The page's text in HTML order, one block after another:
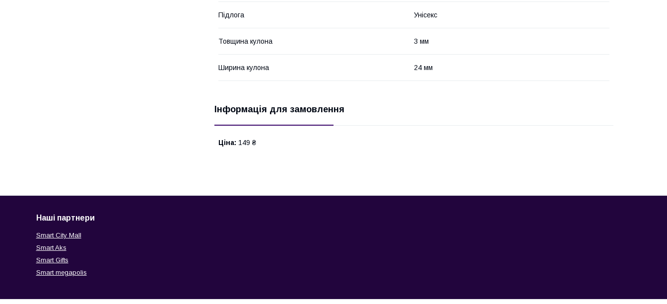
Підлога Унісекс
Товщина кулона 3 мм
Ширина кулона 24 мм
Інформація для замовлення
Ціна: 149 ₴
Наші партнери
Smart City Mall
Smart Aks
Smart Gifts
Smart megapolis